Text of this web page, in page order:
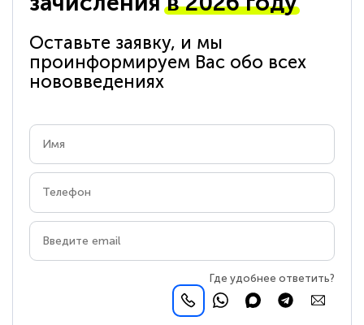
Оставьте заявку, и мы
проинформируем Вас обо всех
нововведениях
Где удобнее ответить?